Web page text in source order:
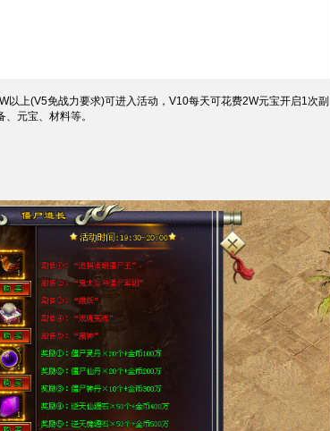
以上(V5免战力要求)可进入活动，V10每天可花费2W元宝开启1次副
元宝、材料等。